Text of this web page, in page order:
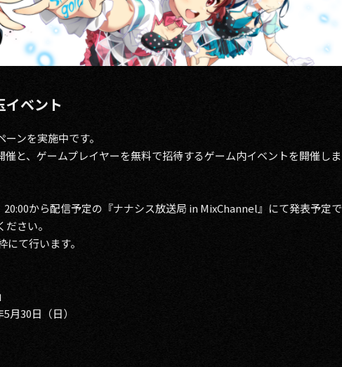
ベント
ンを実施中です。
と、ゲームプレイヤーを無料で招待するゲーム内イベントを開催しま
から配信予定の『ナナシス放送局 in MixChannel』にて発表予定で
さい。
て行います。
30日（日）